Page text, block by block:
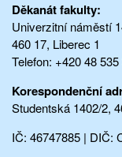
Děkanát fakulty:
Univerzitní náměstí
460 17, Liberec 1
Telefon: +420 48
Korespondenční
Studentská 1402/2,
IČ: 46747885 | DIČ: